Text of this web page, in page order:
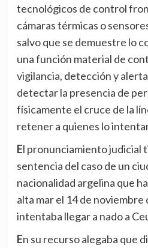
tecnológicos de control
cámaras térmicas o
salvo que se demuestre lo
una función material de
vigilancia, detección y
detectar la presencia de
físicamente el cruce de la
retener a quienes lo
El pronunciamiento judicial tiene su origen en una
sentencia del caso de un
nacionalidad argelina que
alta mar el 14 de noviembre
intentaba llegar a nado a
En su recurso alegaba que dicha actuación